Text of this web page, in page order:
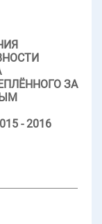
ЗА
- 2016